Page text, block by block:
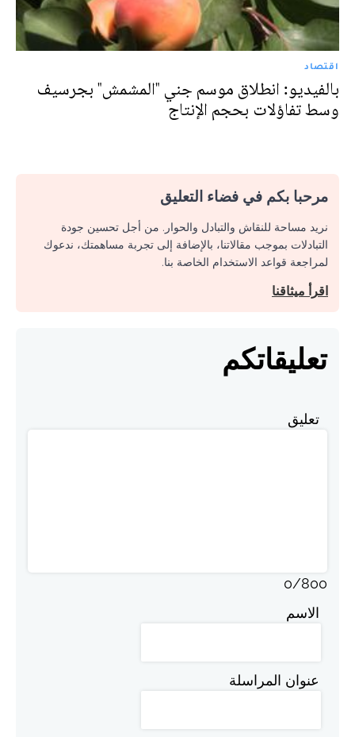
اقتصاد
بالفيديو: انطلاق موسم جني "المشمش" بجرسيف
وسط تفاؤلات بحجم الإنتاج
مرحبا بكم في فضاء التعليق
نريد مساحة للنقاش والتبادل والحوار. من أجل تحسين جودة
التبادلات بموجب مقالاتنا، بالإضافة إلى تجربة مساهمتك، ندعوك
لمراجعة قواعد الاستخدام الخاصة بنا.
اقرأ ميثاقنا
تعليقاتكم
تعليق
0/800
الاسم
عنوان المراسلة